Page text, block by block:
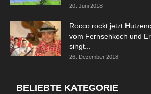
20. Juni 2018
Rocco rockt jetzt
vom Fernsehkoch und
singt...
26. Dezember 2018
BELIEBTE KATEGORIE